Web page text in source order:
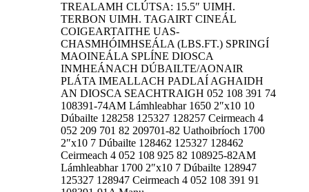
TREALAMH CLÚTSA: 15.5″ UIMH.
TERBON UIMH. TAGAIRT CINEÁL
COIGEARTAITHE UAS-
CHASMHÓIMHSEÁLA (LBS.FT.) SPRINGÍ
MAOINEÁLA SPLÍNE DIOSCA
INMHEÁNACH DÚBAILTE/AONAIR
PLÁTA IMEALLACH PADLAÍ AGHAIDH
AN DIOSCA SEACHTRAIGH 052 108 391 74
108391-74AM Lámhleabhar 1650 2″x10 10
Dúbailte 128258 125327 128257 Ceirmeach 4
052 209 701 82 209701-82 Uathoibríoch 1700
2″x10 7 Dúbailte 128462 125327 128462
Ceirmeach 4 052 108 925 82 108925-82AM
Lámhleabhar 1700 2″x10 7 Dúbailte 128947
125327 128947 Ceirmeach 4 052 108 391 91